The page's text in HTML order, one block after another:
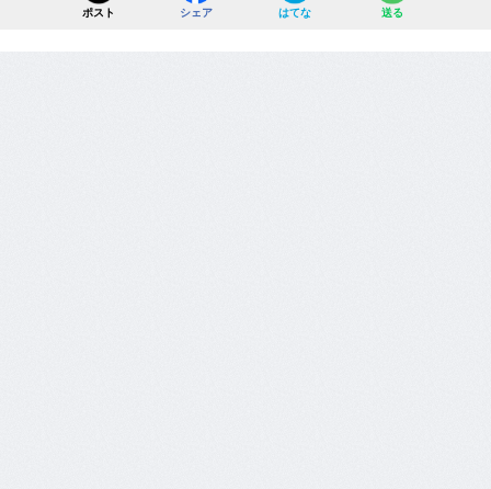
ポスト シェア はてな 送る